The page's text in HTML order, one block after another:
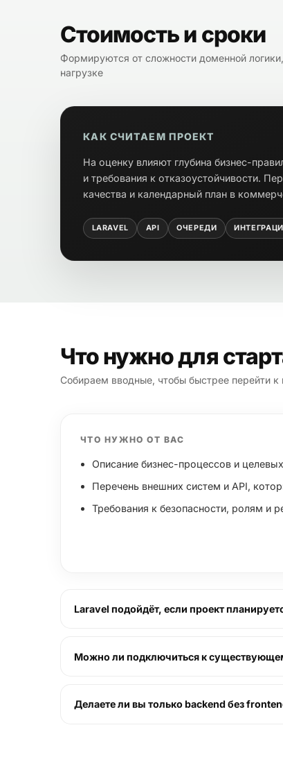
Стоимость и сроки
Формируются от сложности доменной
нагрузке
КАК СЧИТАЕМ ПРОЕКТ
На оценку влияют глубина бизнес-
и требования к отказоустойчивости.
качества и календарный план в
LARAVEL API ОЧЕРЕДИ
Что нужно для
Собираем вводные, чтобы быстрее перейти
ЧТО НУЖНО ОТ ВАС
Описание бизнес-процессов и
Перечень внешних систем и API,
Требования к безопасности, ролям и
Laravel подойдёт, если проект
Можно ли подключиться к
Делаете ли вы только backend без